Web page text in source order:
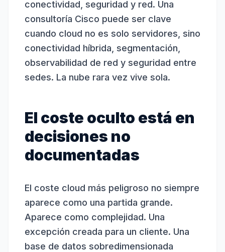
conectividad, seguridad y red. Una
consultoría Cisco puede ser clave
cuando cloud no es solo servidores, sino
conectividad híbrida, segmentación,
observabilidad de red y seguridad entre
sedes. La nube rara vez vive sola.
El coste oculto está en
decisiones no
documentadas
El coste cloud más peligroso no siempre
aparece como una partida grande.
Aparece como complejidad. Una
excepción creada para un cliente. Una
base de datos sobredimensionada